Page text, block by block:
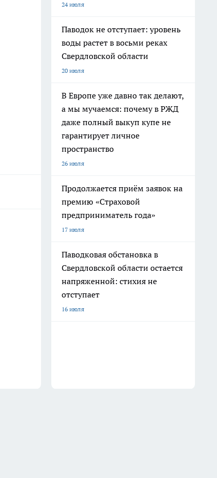
24 июля
Паводок не отступает: уровень
воды растет в восьми реках
Свердловской области
20 июля
В Европе уже давно так делают,
а мы мучаемся: почему в РЖД
даже полный выкуп купе не
гарантирует личное
пространство
26 июля
Продолжается приём заявок на
премию «Страховой
предприниматель года»
17 июля
Паводковая обстановка в
Свердловской области остается
напряженной: стихия не
отступает
16 июля